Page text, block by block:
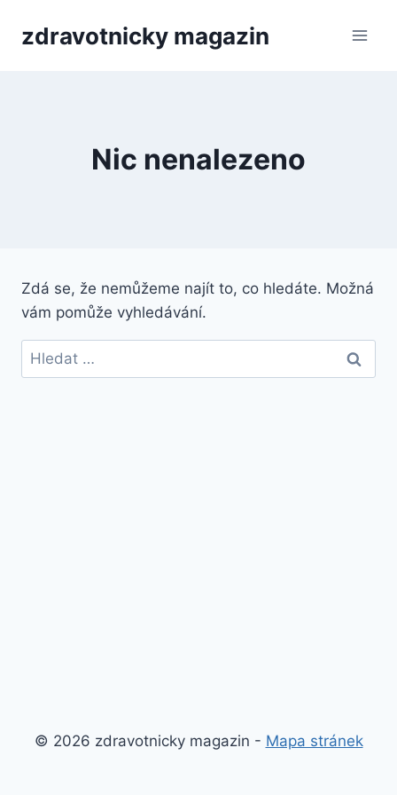
zdravotnicky magazin
Nic nenalezeno
Zdá se, že nemůžeme najít to, co hledáte. Možná
vám pomůže vyhledávání.
Vyhledávání
© 2026 zdravotnicky magazin - Mapa stránek